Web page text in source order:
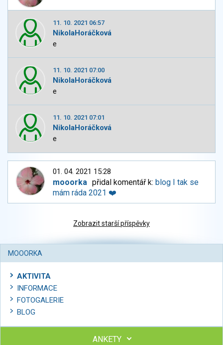
11. 10. 2021 06:57
NikolaHoráčková
e
11. 10. 2021 07:00
NikolaHoráčková
e
11. 10. 2021 07:01
NikolaHoráčková
e
01. 04. 2021 15:28
mooorka přidal komentář k: blog I tak se
mám ráda 2021 ❤️
Zobrazit starší příspěvky
MOOORKA
AKTIVITA
INFORMACE
FOTOGALERIE
BLOG
ANKETY